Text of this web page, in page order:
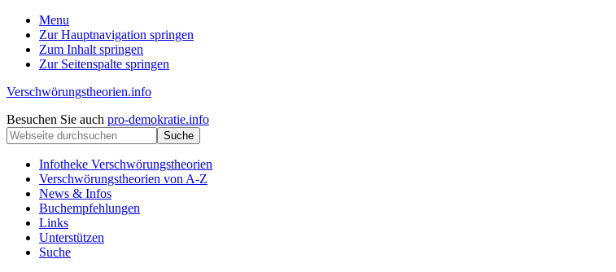
Menu
Zur Hauptnavigation springen
Zum Inhalt springen
Zur Seitenspalte springen
Verschwörungstheorien.info
Beiträge
zu
Merkmalen,
Funktionen
Risiken
konspirationistischen
Denkens
Kopfzeile
rechts
Besuchen Sie auch pro-demokratie.info
Webseite
durchsuchen
Infotheke Verschwörungstheorien
Verschwörungstheorien von A-Z
News & Infos
Buchempfehlungen
Links
Unterstützen
Suche